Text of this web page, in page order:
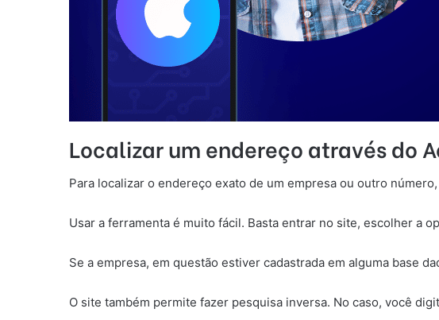
Localizar um endereço através do
Para localizar o endereço exato de um empresa ou outro
Usar a ferramenta é muito fácil. Basta entrar no site, escolher a
Se a empresa, em questão estiver cadastrada em alguma base
O site também permite fazer pesquisa inversa. No caso, você